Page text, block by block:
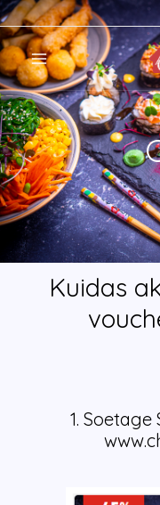
Skip
to
content
MAIN
MENU
Kuidas
1.